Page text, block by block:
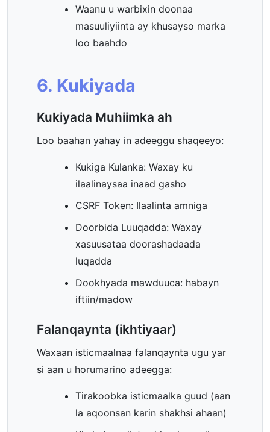
Waanu u warbixin doonaa
masuuliyiinta ay khusayso marka
loo baahdo
6. Kukiyada
Kukiyada Muhiimka ah
Loo baahan yahay in adeeggu shaqeeyo:
Kukiga Kulanka: Waxay ku
ilaalinaysaa inaad gasho
CSRF Token: Ilaalinta amniga
Doorbida Luuqadda: Waxay
xasuusataa doorashadaada
luqadda
Dookhyada mawduuca: habayn
iftiin/madow
Falanqaynta (ikhtiyaar)
Waxaan isticmaalnaa falanqaynta ugu yar
si aan u horumarino adeegga:
Tirakoobka isticmaalka guud (aan
la aqoonsan karin shakhsi ahaan)